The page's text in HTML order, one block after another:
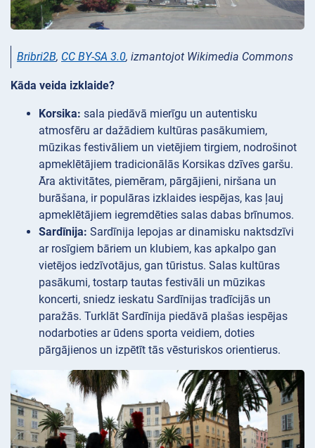
Bribri2B, CC BY-SA 3.0, izmantojot Wikimedia Commons
Kāda veida izklaide?
Korsika: sala piedāvā mierīgu un autentisku
atmosfēru ar dažādiem kultūras pasākumiem,
mūzikas festivāliem un vietējiem tirgiem, nodrošinot
apmeklētājiem tradicionālās Korsikas dzīves garšu.
Āra aktivitātes, piemēram, pārgājieni, niršana un
burāšana, ir populāras izklaides iespējas, kas ļauj
apmeklētājiem iegremdēties salas dabas brīnumos.
Sardīnija: Sardīnija lepojas ar dinamisku naktsdzīvi
ar rosīgiem bāriem un klubiem, kas apkalpo gan
vietējos iedzīvotājus, gan tūristus. Salas kultūras
pasākumi, tostarp tautas festivāli un mūzikas
koncerti, sniedz ieskatu Sardīnijas tradīcijās un
paražās. Turklāt Sardīnija piedāvā plašas iespējas
nodarboties ar ūdens sporta veidiem, doties
pārgājienos un izpētīt tās vēsturiskos orientierus.